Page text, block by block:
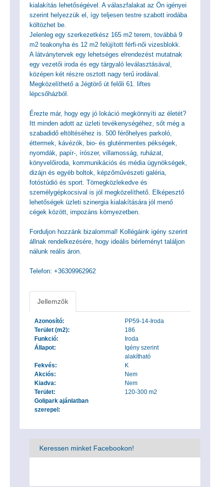
kialakítás lehetőségével. A válaszfalakat az Ön igényei
szerint helyezzük el, így teljesen testre szabott irodába
költözhet be.
Jelenleg egy szerkezetkész 165 m2 terem, továbbá 9
m2 teakonyha és 12 m2 felújított férfi-női vizesblokk.
A látványtervek egy lehetséges elrendezést mutatnak
egy vezetői iroda és egy tárgyaló leválasztásával,
középen két részre osztott nagy terű irodával.
Megközelíthető a Jégtörő út felőli 61. liftes
lépcsőházból.
Érezte már, hogy egy jó lokáció megkönnyíti az életét?
Itt minden adott az üzleti tevékenységéhez, sőt még a
szabadidő eltöltéséhez is. 500 férőhelyes parkoló,
éttermek, kávézók, bio- és gluténmentes pékségek,
nyomdák, papír-, írószer, villamosság, ruházat,
könyvelőiroda, kommunikációs és média ügynökségek,
dizájn és egyéb boltok, képzőművészeti galéria,
fotóstúdió és sport. Tömegközlekedve és
személygépkocsival is jól megközelíthető. Elképesztő
lehetőségek üzleti szinergia kialakítására jól menő
cégek között, impozáns környezetben.
Forduljon hozzánk bizalommal! Kollégáink igény szerint
állnak rendelkezésére, hogy ideális bérleményt találjon
nálunk reális áron.
Telefon: +36309962962
Jellemzők
Azonosító:
PP59-14-Iroda
Terület (m2):
186
Funkció:
Iroda
Állapot:
Igény szerint
alakítható
Fekvés:
K
Akciós:
Nem
Kiadva:
Nem
Terület:
120-300 m2
Golipark ajánlatban
szerepel:
Keressen minket Facebookon!